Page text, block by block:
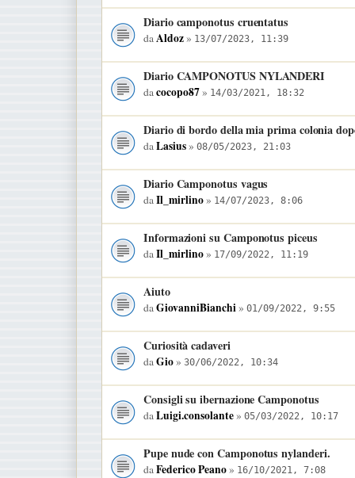
Diario camponotus cruentatus
daAldoz» 13/07/2023, 11:39
Diario CAMPONOTUS NYLANDERI
dacocopo87» 14/03/2021, 18:32
Diario di bordo della mia prima colonia
daLasius» 08/05/2023, 21:03
Diario Camponotus vagus
daIl_mirlino» 14/07/2023, 8:06
Informazioni su Camponotus piceus
daIl_mirlino» 17/09/2022, 11:19
Aiuto
daGiovanniBianchi» 01/09/2022, 9:55
Curiosità cadaveri
daGio» 30/06/2022, 10:34
Consigli su ibernazione Camponotus
daLuigi.consolante» 05/03/2022, 10:17
Pupe nude con Camponotus nylanderi.
daFederico Peano» 16/10/2021, 7:08